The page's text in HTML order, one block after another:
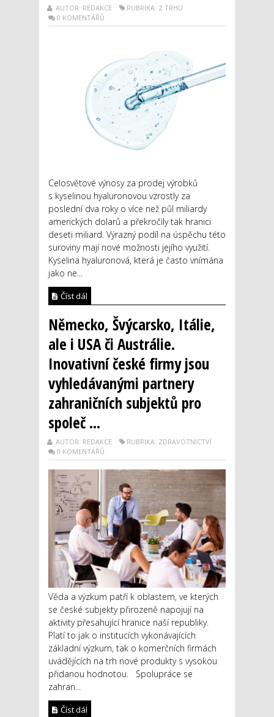
AUTOR: REDAKCE
RUBRIKA: Z TRHU
0 KOMENTÁŘŮ
Celosvětové výnosy za prodej výrobků
s kyselinou hyaluronovou vzrostly za
poslední dva roky o více než půl miliardy
amerických dolarů a překročily tak hranici
deseti miliard. Výrazný podíl na úspěchu této
suroviny mají nové možnosti jejího využití.
Kyselina hyaluronová, která je často vnímána
jako ne...
Číst dál
Německo, Švýcarsko, Itálie,
ale i USA či Austrálie.
Inovativní české firmy jsou
vyhledávanými partnery
zahraničních subjektů pro
společ ...
AUTOR: REDAKCE
RUBRIKA: ZDRAVOTNICTVÍ
0 KOMENTÁŘŮ
Věda a výzkum patří k oblastem, ve kterých
se české subjekty přirozeně napojují na
aktivity přesahující hranice naší republiky.
Platí to jak o institucích vykonávajících
základní výzkum, tak o komerčních firmách
uvádějících na trh nové produkty s vysokou
přidanou hodnotou. Spolupráce se
zahran...
Číst dál